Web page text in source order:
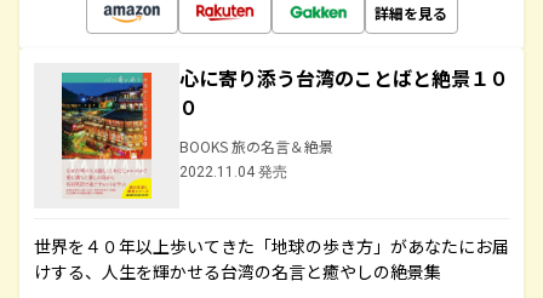
詳細を見る
心に寄り添う台湾のことばと絶景１０
０
BOOKS 旅の名言＆絶景
2022.11.04 発売
世界を４０年以上歩いてきた「地球の歩き方」があなたにお届
けする、人生を輝かせる台湾の名言と癒やしの絶景集